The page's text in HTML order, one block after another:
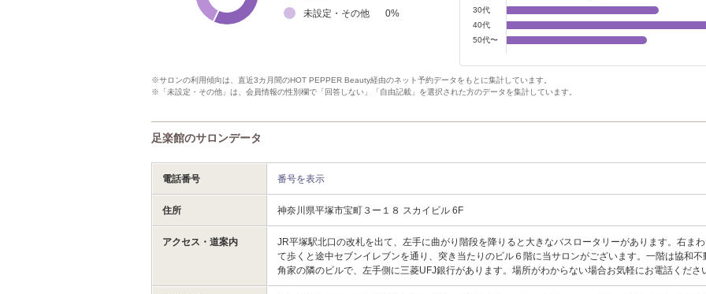
未設定・その他
0%
30代
40代
50代〜
※サロンの利用傾向は、直近3カ月間のHOT PEPPER Beauty経由のネット予約データをもとに集計しています。
※「未設定・その他」は、会員情報の性別欄で「回答しない」「自由記載」を選択された方のデータを集計しています。
足楽館のサロンデータ
電話番号 番号を表示
住所 神奈川県平塚市宝町３ー１８ スカイビル 6F
アクセス・道案内
JR平塚駅北口の改札を出て、左手に曲がり階段を降りると大きなバスロータリーがあります。右ま
て歩くと途中セブンイレブンを通り、突き当たりのビル６階に当サロンがございます。一階は協和不
角家の隣のビルで、左手側に三菱UFJ銀行があります。場所がわからない場合お気軽にお電話くださ